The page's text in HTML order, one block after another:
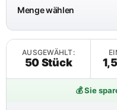
Menge wählen
AUSGEWÄHLT:
50 Stück
💰 Sie